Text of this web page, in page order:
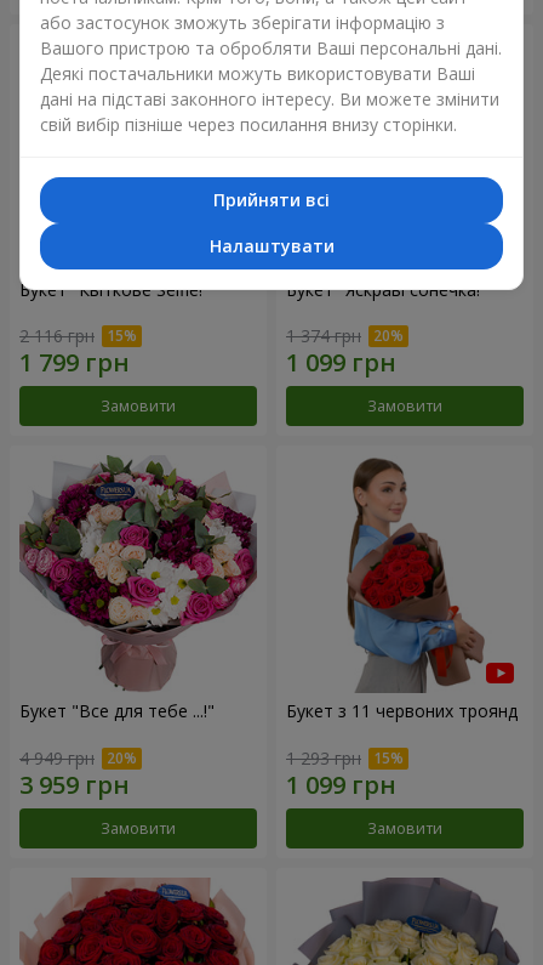
Букет "Квіткове Selfie!"
2 116 грн
Замовити
Букет "Яскраві сонечка!"
1 374 грн
Замовити
Букет "Все для тебе ...!"
4 949 грн
Замовити
Букет з 11 червоних троянд
1 293 грн
Замовити
або застосунок зможуть зберігати інформацію з
Вашого пристрою та обробляти Ваші персональні дані.
Деякі постачальники можуть використовувати Ваші
дані на підставі законного інтересу. Ви можете змінити
свій вибір пізніше через посилання внизу сторінки.
Прийняти всі
Налаштувати